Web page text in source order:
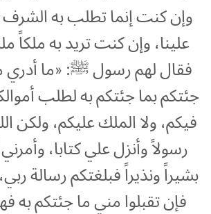
وإن كنت إنما تطلب به الشرف
علينا، وإن كنت تريد به ملكاً
فقال لهم رسول ﷺ: «ما أدري
جئتكم بما جئتكم به لطلب
فيكم، ولا الملك عليكم، ولكن
رسولاً وأنزل علي كتابا،
بشيراً ونذيراً فبلغتكم رسالة
فإن تقبلوا مني ما جئتكم به